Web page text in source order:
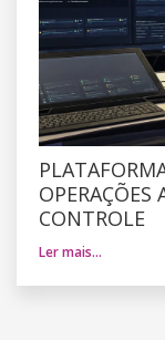
CONTROLE
Ler mais…